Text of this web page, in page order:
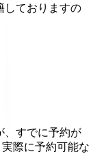
しておりますの
、すでに予約が
際に予約可能な